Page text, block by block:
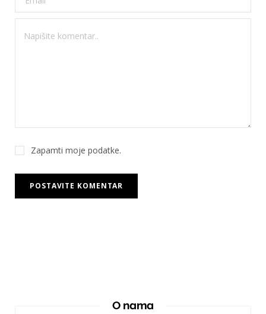
Zapamti moje podatke.
O nama